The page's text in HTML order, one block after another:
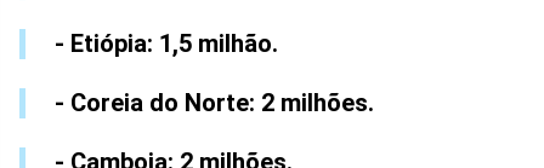
- Etiópia: 1,5 milhão.
- Coreia do Norte: 2 milhões.
- Camboja: 2 milhões.